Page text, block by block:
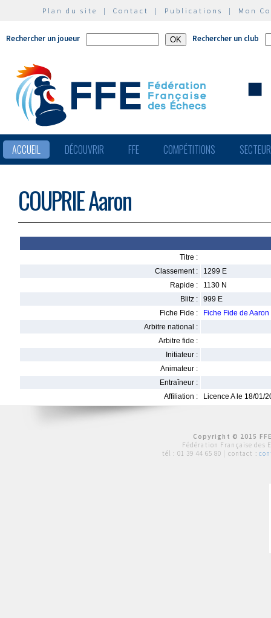
Plan du site | Contact | Publications | Mon
Rechercher un joueur Rechercher un club
ACCUEIL DÉCOUVRIR FFE COMPÉTITIONS
COUPRIE Aaron
Titre :
Classement :
1299 E
Rapide :
1130 N
Blitz :
999 E
Fiche Fide :
Fiche Fide de
Arbitre national :
Arbitre fide :
Initiateur :
Animateur :
Entraîneur :
Affiliation :
Licence A le 18/01/
Copyright © 2015
Fédération Française des
tél : 01 39 44 65 80 | contact :